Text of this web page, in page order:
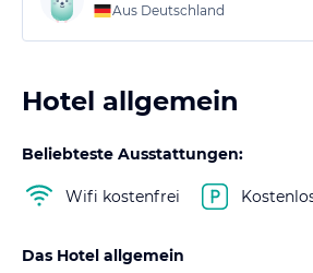
Aus Deutschland
Hotel allgemein
Beliebteste Ausstattungen:
Wifi kostenfrei
Das Hotel allgemein